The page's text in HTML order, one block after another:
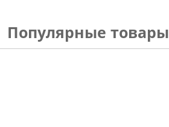
Популярные товары